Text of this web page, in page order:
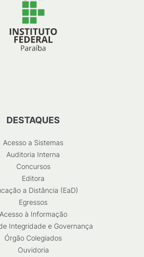
DESTAQUES
Acesso a Sistemas
Auditoria Interna
Concursos
Editora
a Distância (EaD)
Egressos
Acesso à Informação
Integridade e Governança
Órgão Colegiados
Ouvidoria